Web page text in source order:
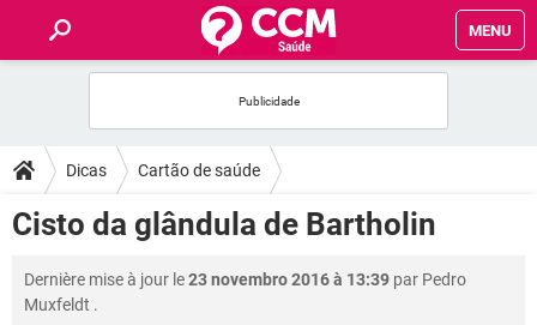
MENU
FORUMS
SAÚDE
FAMÍLIA
Dicas Cartão de saúde
Cisto da glândula de Bartholin
Dernière mise à jour le23 novembro 2016 à 13:39 par Pedro
Muxfeldt .